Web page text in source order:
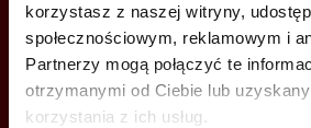
korzystasz z naszej witryny,
społecznościowym, reklamowym i
Partnerzy mogą połączyć te
otrzymanymi od Ciebie lub
korzystania z ich usług.
ZADZWOŃ I DOWIEDZ SIĘ WIĘCEJ
+48 22 167 04 00
info@bazabiur.pl